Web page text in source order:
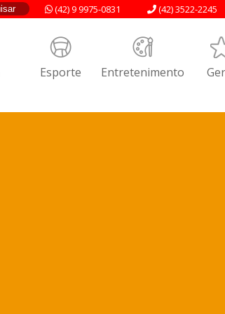
(42) 3522-2245
(42) 9 9975-0831
Esporte Entretenimento